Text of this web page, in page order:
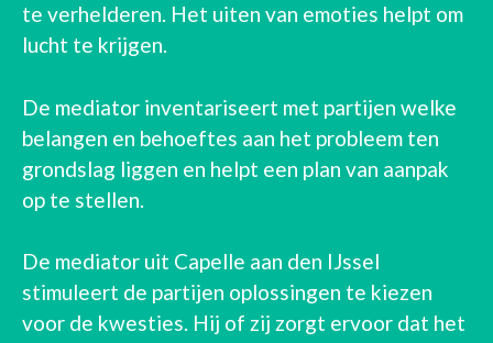
te verhelderen. Het uiten van emoties helpt om
lucht te krijgen.
De mediator inventariseert met partijen welke
belangen en behoeftes aan het probleem ten
grondslag liggen en helpt een plan van aanpak
op te stellen.
De mediator uit Capelle aan den IJssel
stimuleert de partijen oplossingen te kiezen
voor de kwesties. Hij of zij zorgt ervoor dat het